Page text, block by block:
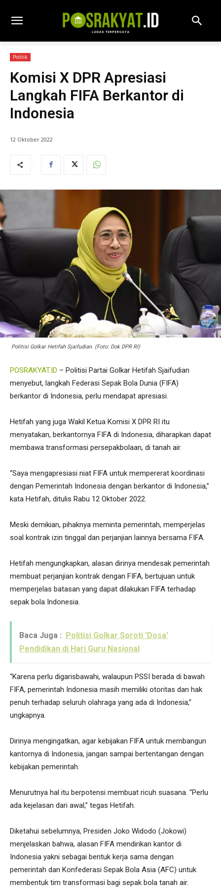
Politik
Komisi X DPR Apresiasi
Langkah FIFA Berkantor di
Indonesia
12 Oktober 2022
Politisi Golkar Hetifah Sjaifudian. (Foto: Dok DPR RI)
POSRAKYAT.ID – Politisi Partai Golkar Hetifah Sjaifudian
menyebut, langkah Federasi Sepak Bola Dunia (FIFA)
berkantor di Indonesia, perlu mendapat apresiasi.
Hetifah yang juga Wakil Ketua Komisi X DPR RI itu
menyatakan, berkantornya FIFA di Indonesia, diharapkan dapat
membawa transformasi persepakbolaan, di tanah air.
“Saya mengapresiasi niat FIFA untuk mempererat koordinasi
dengan Pemerintah Indonesia dengan berkantor di Indonesia,”
kata Hetifah, ditulis Rabu 12 Oktober 2022.
Meski demikian, pihaknya meminta pemerintah, memperjelas
soal kontrak izin tinggal dan perjanjian lainnya bersama FIFA.
Hetifah mengungkapkan, alasan dirinya mendesak pemerintah
membuat perjanjian kontrak dengan FIFA, bertujuan untuk
memperjelas batasan yang dapat dilakukan FIFA terhadap
sepak bola Indonesia.
Baca Juga : Politisi Golkar Soroti 'Dosa'
Pendidikan di Hari Guru Nasional
“Karena perlu digarisbawahi, walaupun PSSI berada di bawah
FIFA, pemerintah Indonesia masih memiliki otoritas dan hak
penuh terhadap seluruh olahraga yang ada di Indonesia,”
ungkapnya.
Dirinya mengingatkan, agar kebijakan FIFA untuk membangun
kantornya di Indonesia, jangan sampai bertentangan dengan
kebijakan pemerintah.
Menurutnya hal itu berpotensi membuat ricuh suasana. “Perlu
ada kejelasan dari awal,” tegas Hetifah.
Diketahui sebelumnya, Presiden Joko Widodo (Jokowi)
menjelaskan bahwa, alasan FIFA mendirikan kantor di
Indonesia yakni sebagai bentuk kerja sama dengan
pemerintah dan Konfederasi Sepak Bola Asia (AFC) untuk
membentuk tim transformasi bagi sepak bola tanah air.